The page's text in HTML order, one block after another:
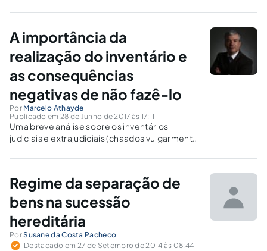
meação?
A importância da
realização do inventário e
as consequências
negativas de não fazê-lo
Por Marcelo Athayde
Publicado em 28 de Junho de 2017 às 17:11
Uma breve análise sobre os inventários
judiciais e extrajudiciais (chaados vulgarmente
de sua realização na maioria dos casos.
Regime da separação de
bens na sucessão
hereditária
PorSusane da Costa Pacheco
Destacado em 27 de Setembro de 2014 às 08:44